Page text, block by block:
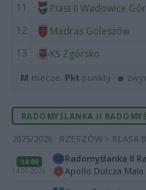
11
Piast II Wadowice
12
Madras Goleszów
13
KS Zgórsko
M mecze, Pkt punkty ·
RADOMYŚLANKA II
2025/2026 · RZESZÓW > KLASA
14:00
14.06.2026
Radomyślanka II
Apollo Dulcza Mała